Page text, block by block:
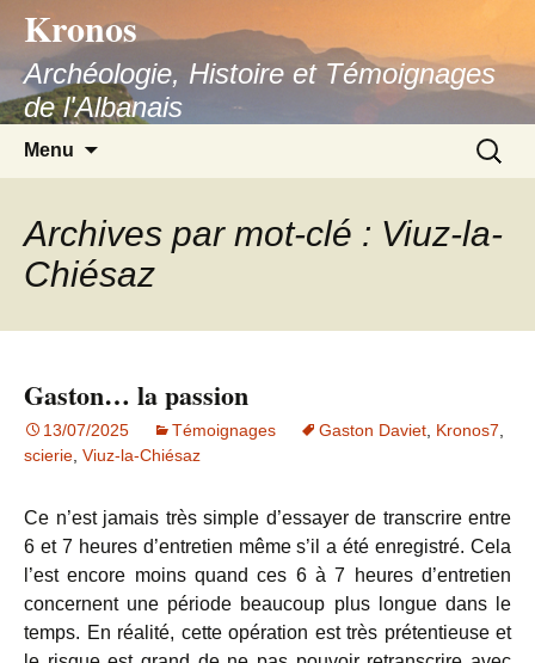
contenu
Kronos
Archéologie, Histoire et Témoignages
de l'Albanais
Menu
Archives par mot-clé : Viuz-la-
Chiésaz
Gaston… la passion
13/07/2025 Témoignages Gaston Daviet Kronos7
scierie Viuz-la-Chiésaz
Ce n’est jamais très simple d’essayer de transcrire entre
6 et 7 heures d’entretien même s’il a été enregistré. Cela
l’est encore moins quand ces 6 à 7 heures d’entretien
concernent une période beaucoup plus longue dans le
temps. En réalité, cette opération est très prétentieuse et